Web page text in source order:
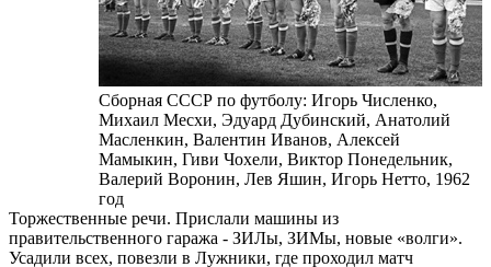
Сборная СССР по футболу: Игорь Численко,
Михаил Месхи, Эдуард Дубинский, Анатолий
Масленкин, Валентин Иванов, Алексей
Мамыкин, Гиви Чохели, Виктор Понедельник,
Валерий Воронин, Лев Яшин, Игорь Нетто, 1962
год
Торжественные речи. Прислали машины из
правительственного гаража - ЗИЛы, ЗИМы, новые «волги».
Усадили всех, повезли в Лужники, где проходил матч